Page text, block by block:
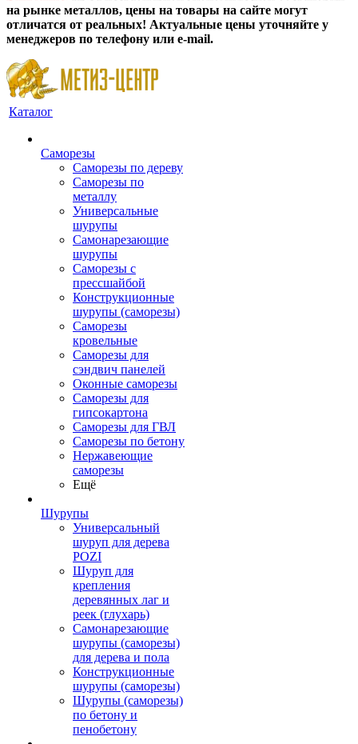
на рынке металлов, цены на товары на сайте могут
отличатся от реальных! Актуальные цены уточняйте у
менеджеров по телефону или e-mail.
Каталог
Саморезы
Саморезы по дереву
Саморезы по
металлу
Универсальные
шурупы
Самонарезающие
шурупы
Саморезы с
прессшайбой
Конструкционные
шурупы (саморезы)
Саморезы
кровельные
Саморезы для
сэндвич панелей
Оконные саморезы
Саморезы для
гипсокартона
Саморезы для ГВЛ
Саморезы по бетону
Нержавеющие
саморезы
Ещё
Шурупы
Универсальный
шуруп для дерева
POZI
Шуруп для
крепления
деревянных лаг и
реек (глухарь)
Самонарезающие
шурупы (саморезы)
для дерева и пола
Конструкционные
шурупы (саморезы)
Шурупы (саморезы)
по бетону и
пенобетону